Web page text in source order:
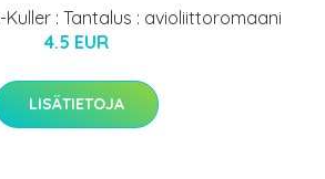
: Tantalus : avioliittoromaani
4.5 EUR
LISÄTIETOJA